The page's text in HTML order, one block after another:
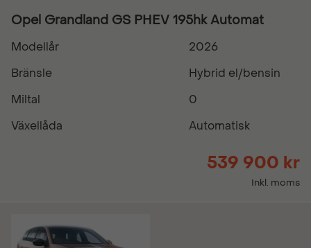
Opel Grandland GS PHEV 195hk Automat
Modellår
2026
Bränsle
Hybrid el/bensin
Miltal
0
Växellåda
Automatisk
539 900 kr
Inkl. moms